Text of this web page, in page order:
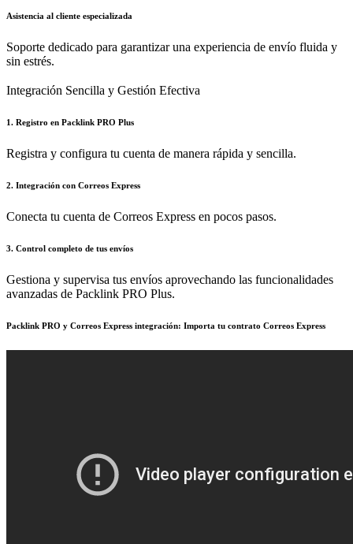
Asistencia al cliente especializada
Soporte dedicado para garantizar una experiencia de envío fluida y
sin estrés.
Integración Sencilla y Gestión Efectiva
1. Registro en Packlink PRO Plus
Registra y configura tu cuenta de manera rápida y sencilla.
2. Integración con Correos Express
Conecta tu cuenta de Correos Express en pocos pasos.
3. Control completo de tus envíos
Gestiona y supervisa tus envíos aprovechando las funcionalidades
avanzadas de Packlink PRO Plus.
Packlink PRO y Correos Express integración: Importa tu contrato Correos Express